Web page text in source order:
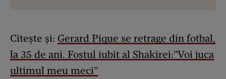
Citește și: Gerard Pique se retrage din fotbal,
la 35 de ani. Fostul iubit al Shakirei:”Voi juca
ultimul meu meci”